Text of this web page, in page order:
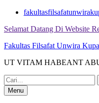
Skip
content
Selamat Datang Di Website
Fakultas Filsafat Unwira
UT VITAM HABEANT
Search
for:Menu